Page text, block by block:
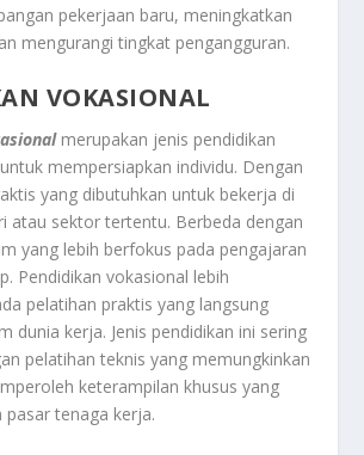
pekerjaan baru, meningkatkan
mengurangi tingkat pengangguran.
VOKASIONAL
merupakan jenis pendidikan
mempersiapkan individu. Dengan
yang dibutuhkan untuk bekerja di
atau sektor tertentu. Berbeda dengan
yang lebih berfokus pada pengajaran
Pendidikan vokasional lebih
pelatihan praktis yang langsung
dunia kerja. Jenis pendidikan ini sering
pelatihan teknis yang memungkinkan
keterampilan khusus yang
pasar tenaga kerja.